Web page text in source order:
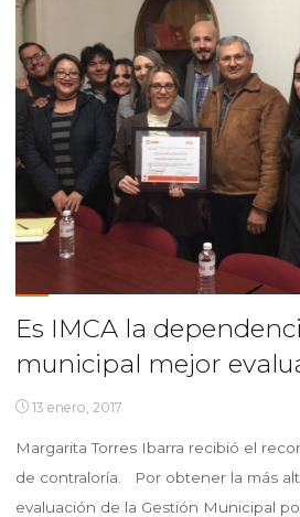
Es IMCA la
municipal mejor
13 enero, 2017
Margarita Torres Ibarra recibió el
de contraloría. Por obtener la más
evaluación de la Gestión Municipal